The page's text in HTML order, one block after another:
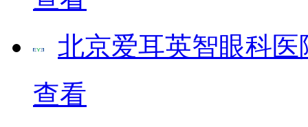
北京爱耳英智眼科医
查看